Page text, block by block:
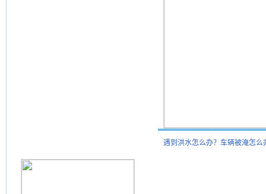
遇到洪水怎么办？车辆被淹怎么